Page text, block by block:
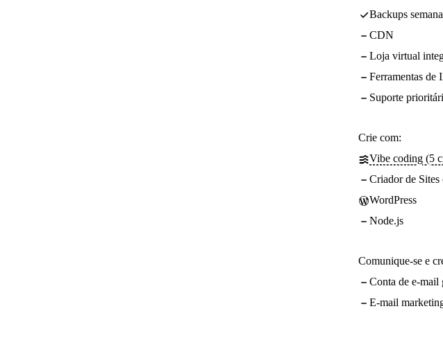
Backups
CDN
Loja virtual
Ferramentas de
Suporte
Crie com:
Vibe coding (5
Criador de Sites
WordPress
Node.js
Comunique-se e
Conta de e-mail
E-mail